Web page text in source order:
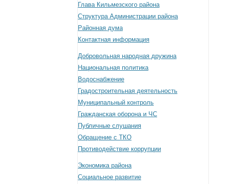
Глава Кильмезского района
Структура Администрации района
Районная дума
Контактная информация
Добровольная народная дружина
Национальная политика
Водоснабжение
Градостроительная деятельность
Муниципальный контроль
Гражданская оборона и ЧС
Публичные слушания
Обращение с ТКО
Противодействие коррупции
Экономика района
Социальное развитие